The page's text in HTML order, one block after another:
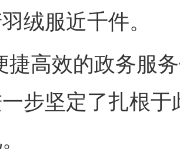
绒服近千件。
高效的政务服务
步坚定了扎根于